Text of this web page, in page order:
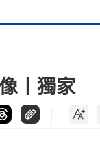
丨獨家